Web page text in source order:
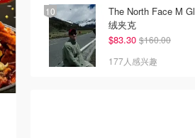
The North Face M Glacier 抓
绒夹克
$83.30 $160.00
177人感兴趣